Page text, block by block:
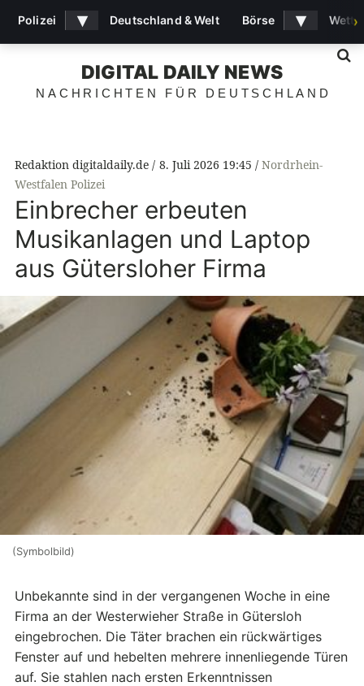
DIGITAL DAILY NEWS
NACHRICHTEN FÜR DEUTSCHLAND
Redaktion digitaldaily.de 8. Juli 2026 19:45
Nordrhein-
Westfalen Polizei
Einbrecher erbeuten
Musikanlagen und Laptop
aus Gütersloher Firma
(Symbolbild)
Unbekannte sind in der vergangenen Woche in eine
Firma an der Westerwieher Straße in Gütersloh
eingebrochen. Die Täter brachen ein rückwärtiges
Fenster auf und hebelten mehrere innenliegende Türen
auf. Sie stahlen nach ersten Erkenntnissen
Polizei ▾ Deutschland & Welt Börse ▾ ›